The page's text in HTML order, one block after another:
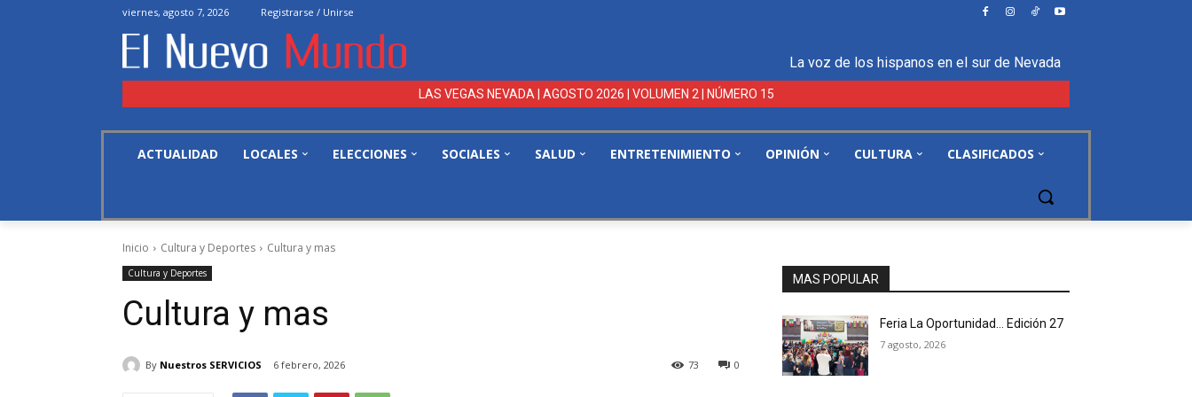
viernes, agosto 7, 2026 Registrarse / Unirse
La voz de los hispanos en el sur de Nevada
LAS VEGAS NEVADA | AGOSTO 2026 | VOLUMEN 2 | NÚMERO 15
ACTUALIDAD LOCALES ELECCIONES SOCIALES SALUD ENTRETENIMIENTO OPINIÓN CULTURA CLASIFICADOS
Inicio Cultura y Deportes Cultura y mas
Cultura y Deportes
Cultura y mas
By Nuestros SERVICIOS 6 febrero, 2026 0
73
MAS POPULAR
Feria La Oportunidad… Edición 27
7 agosto, 2026